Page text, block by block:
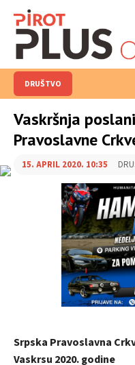
DRUŠTVO
Vaskršnja
Pravoslavne
15. APRIL 2020. 10:35
Srpska Pravoslavna
Vaskrsu 2020. godine